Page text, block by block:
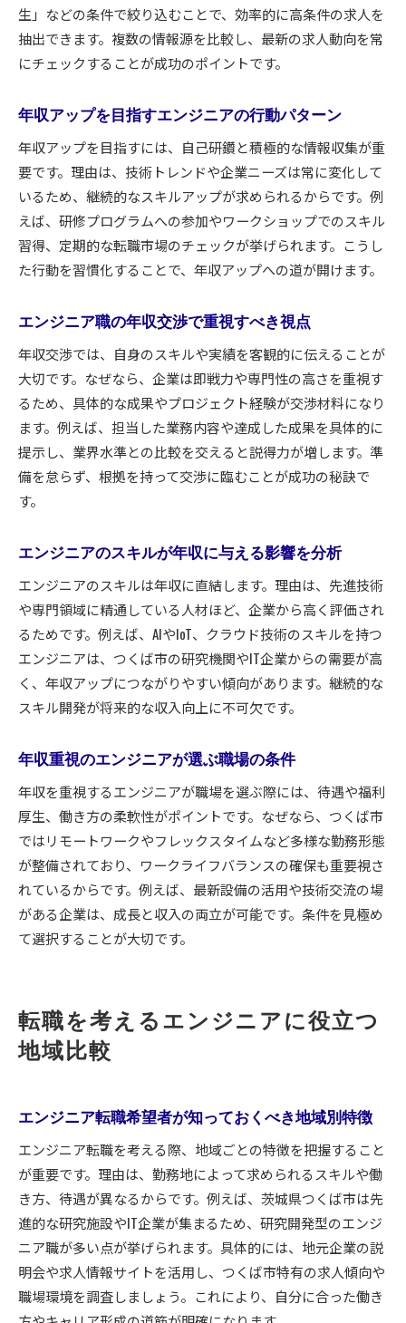
生」などの条件で絞り込むことで、効率的に高条件の求人を
抽出できます。複数の情報源を比較し、最新の求人動向を常
にチェックすることが成功のポイントです。
年収アップを目指すエンジニアの行動パターン
年収アップを目指すには、自己研鑽と積極的な情報収集が重
要です。理由は、技術トレンドや企業ニーズは常に変化して
いるため、継続的なスキルアップが求められるからです。例
えば、研修プログラムへの参加やワークショップでのスキル
習得、定期的な転職市場のチェックが挙げられます。こうし
た行動を習慣化することで、年収アップへの道が開けます。
エンジニア職の年収交渉で重視すべき視点
年収交渉では、自身のスキルや実績を客観的に伝えることが
大切です。なぜなら、企業は即戦力や専門性の高さを重視す
るため、具体的な成果やプロジェクト経験が交渉材料になり
ます。例えば、担当した業務内容や達成した成果を具体的に
提示し、業界水準との比較を交えると説得力が増します。準
備を怠らず、根拠を持って交渉に臨むことが成功の秘訣で
す。
エンジニアのスキルが年収に与える影響を分析
エンジニアのスキルは年収に直結します。理由は、先進技術
や専門領域に精通している人材ほど、企業から高く評価され
るためです。例えば、AIやIoT、クラウド技術のスキルを持つ
エンジニアは、つくば市の研究機関やIT企業からの需要が高
く、年収アップにつながりやすい傾向があります。継続的な
スキル開発が将来的な収入向上に不可欠です。
年収重視のエンジニアが選ぶ職場の条件
年収を重視するエンジニアが職場を選ぶ際には、待遇や福利
厚生、働き方の柔軟性がポイントです。なぜなら、つくば市
ではリモートワークやフレックスタイムなど多様な勤務形態
が整備されており、ワークライフバランスの確保も重要視さ
れているからです。例えば、最新設備の活用や技術交流の場
がある企業は、成長と収入の両立が可能です。条件を見極め
て選択することが大切です。
転職を考えるエンジニアに役立つ
地域比較
エンジニア転職希望者が知っておくべき地域別特徴
エンジニア転職を考える際、地域ごとの特徴を把握すること
が重要です。理由は、勤務地によって求められるスキルや働
き方、待遇が異なるからです。例えば、茨城県つくば市は先
進的な研究施設やIT企業が集まるため、研究開発型のエンジ
ニア職が多い点が挙げられます。具体的には、地元企業の説
明会や求人情報サイトを活用し、つくば市特有の求人傾向や
職場環境を調査しましょう。これにより、自分に合った働き